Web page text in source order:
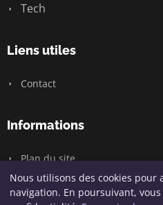
Tech
Liens utiles
Contact
Informations
Plan du site
Nous utilisons des cookies
navigation. En poursuivant,